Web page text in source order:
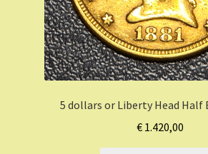
5 dollars or Liberty Head Half
€ 1.420,00